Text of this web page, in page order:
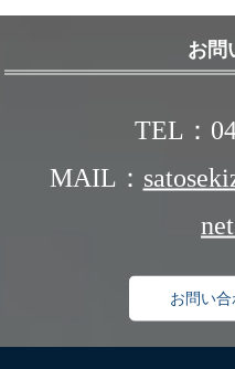
お問
TEL：
MAIL：
お問い